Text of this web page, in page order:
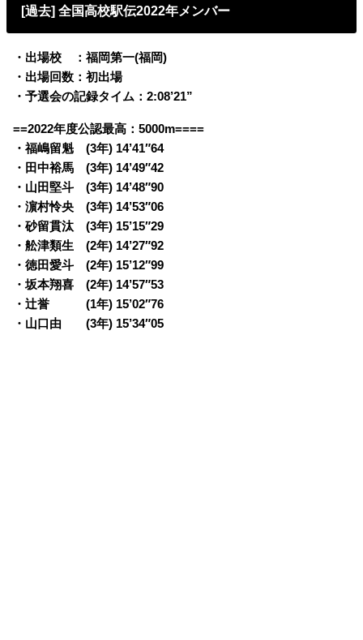
[過去] 全国高校駅伝2022年メンバー
・出場校 ：福岡第一(福岡)
・出場回数：初出場
・予選会の記録タイム：2:08’21”
==2022年度公認最高：5000m====
・福嶋留魁 (3年) 14’41″64
・田中裕馬 (3年) 14’49″42
・山田堅斗 (3年) 14’48″90
・濵村怜央 (3年) 14’53″06
・砂留貫汰 (3年) 15’15″29
・舩津類生 (2年) 14’27″92
・徳田愛斗 (2年) 15’12″99
・坂本翔喜 (2年) 14’57″53
・辻誉 (1年) 15’02″76
・山口由 (3年) 15’34″05